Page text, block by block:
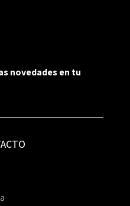
novedades en tu